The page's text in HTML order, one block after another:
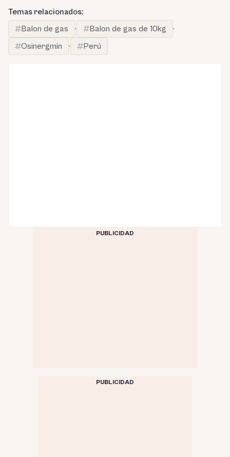
Temas relacionados:
Balon de gas
· Balon de gas de 10kg
·
Osinergmin
· Perú
PUBLICIDAD
PUBLICIDAD